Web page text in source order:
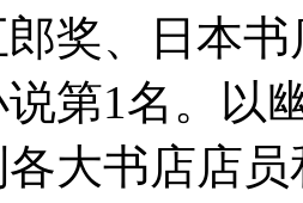
奖、日本
第1名。以
各大书店店